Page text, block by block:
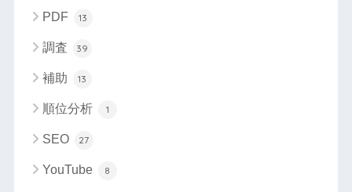
PDF 13
調査 39
補助 13
順位分析 1
SEO 27
YouTube 8